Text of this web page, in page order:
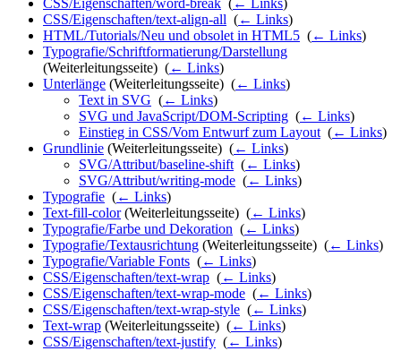
CSS/Eigenschaften/word-break (← Links)
CSS/Eigenschaften/text-align-all (← Links)
HTML/Tutorials/Neu und obsolet in HTML5 (← Links)
Typografie/Schriftformatierung/Darstellung
(Weiterleitungsseite) ‎ (← Links)
Unterlänge (Weiterleitungsseite) ‎ (← Links)
Text in SVG (← Links)
SVG und JavaScript/DOM-Scripting (← Links)
Einstieg in CSS/Vom Entwurf zum Layout (← Links)
Grundlinie (Weiterleitungsseite) ‎ (← Links)
SVG/Attribut/baseline-shift (← Links)
SVG/Attribut/writing-mode (← Links)
Typografie (← Links)
Text-fill-color(Weiterleitungsseite) ‎ (← Links)
Typografie/Farbe und Dekoration (← Links)
Typografie/Textausrichtung (Weiterleitungsseite) ‎ (← Links)
Typografie/Variable Fonts (← Links)
CSS/Eigenschaften/text-wrap (← Links)
CSS/Eigenschaften/text-wrap-mode (← Links)
CSS/Eigenschaften/text-wrap-style (← Links)
Text-wrap (Weiterleitungsseite) ‎ (← Links)
CSS/Eigenschaften/text-justify (← Links)